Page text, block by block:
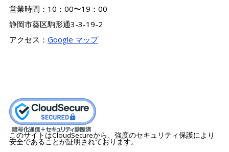
営業時間：10：00〜19：00
静岡市葵区駒形通3-3-19-2
アクセス： Google マップ
このサイトはCloudSecureから、強度のセキュリティ保護により
安全であることが証明されております。